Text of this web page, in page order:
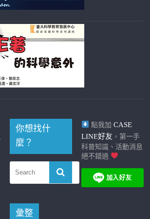
你想找什
麼？
彙整
點我加 CASE
LINE好友 ，第一手
科普知識、活動消息
絕不錯過